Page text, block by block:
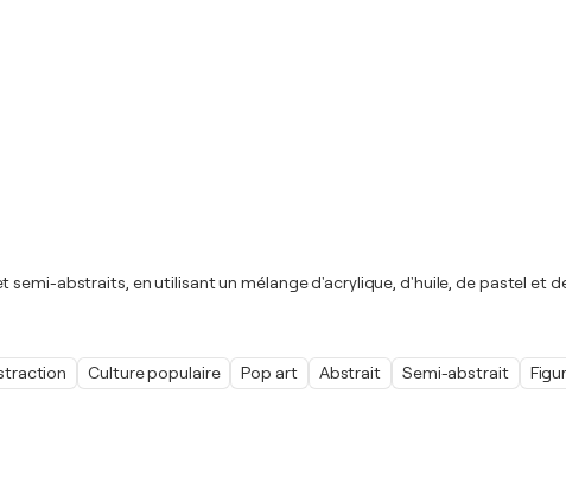
abstraits, en utilisant un mélange d'acrylique, d'huile, de pastel et
Culture populaire Pop art Abstrait Semi-abstrait